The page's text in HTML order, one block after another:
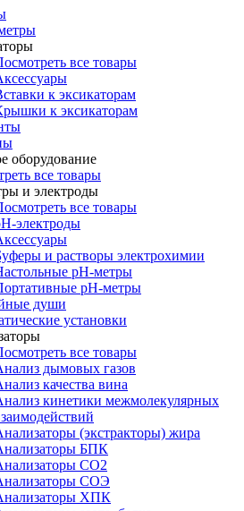
все товары
к эксикаторам
к эксикаторам
оборудование
все товары
и электроды
все товары
электроды
и растворы электрохимии
рН-метры
рН-метры
души
установки
все товары
дымовых газов
качества вина
кинетики межмолекулярных
(экстракторы) жира
БПК
СО2
СОЭ
ХПК